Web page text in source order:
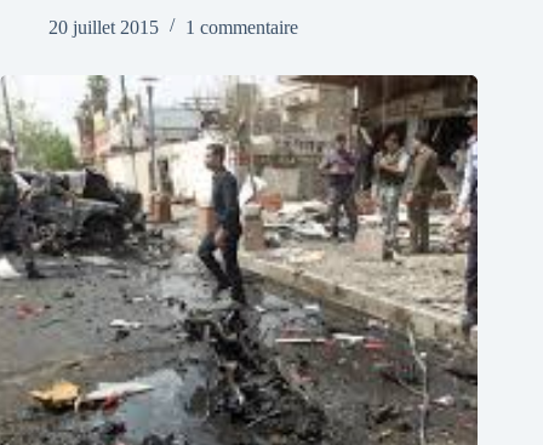
20 juillet 2015
1 commentaire